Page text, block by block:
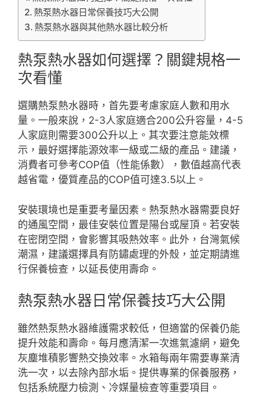
熱泵熱水器日常保養技巧大公開
熱泵熱水器與其他熱水器比較分析
熱泵熱水器如何選擇？關鍵規格一
次看懂
選購熱泵熱水器時，首先要考慮家庭人數和用水
量。一般來說，2-3人家庭適合200公升容量，4-5
人家庭則需要300公升以上。其次要注意能效標
示，最好選擇能源效率一級或二級的產品。建議，
消費者可參考COP值（性能係數），數值越高代表
越省電，優質產品的COP值可達3.5以上。
安裝環境也是重要考量因素。熱泵熱水器需要良好
的通風空間，最佳安裝位置是陽台或屋頂。若安裝
在密閉空間，會影響其吸熱效率。此外，台灣氣候
潮濕，建議選擇具有防鏽處理的外殼，並定期請進
行保養檢查，以延長使用壽命。
熱泵熱水器日常保養技巧大公開
雖然熱泵熱水器維護需求較低，但適當的保養仍能
提升效能和壽命。每月應清潔一次進氣濾網，避免
灰塵堆積影響熱交換效率。水箱每兩年需要專業清
洗一次，以去除內部水垢。提供專業的保養服務，
包括系統壓力檢測、冷媒量檢查等重要項目。